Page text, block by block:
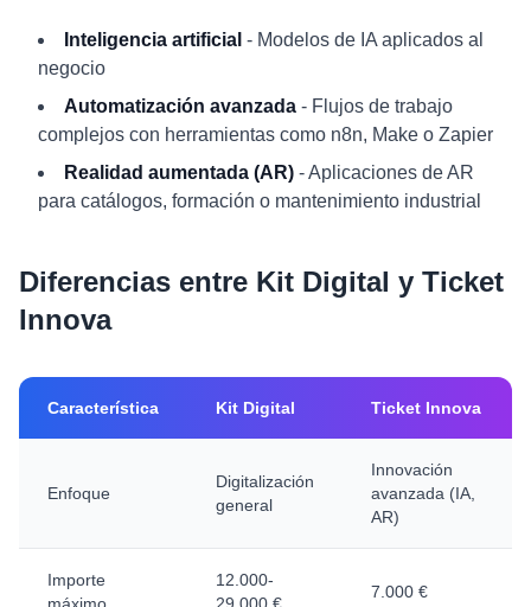
Inteligencia artificial - Modelos de IA aplicados al
negocio
Automatización avanzada - Flujos de trabajo
complejos con herramientas como n8n, Make o Zapier
Realidad aumentada (AR) - Aplicaciones de AR
para catálogos, formación o mantenimiento industrial
Diferencias entre Kit Digital y Ticket
Innova
Característica Kit Digital Ticket Innova
Enfoque
Digitalización
general
Innovación
avanzada (IA,
AR)
Importe
12.000-
7.000 €